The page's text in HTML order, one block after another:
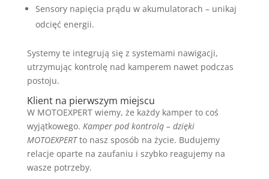
Sensory napięcia prądu w akumulatorach – unikaj
odcięć energii.
Systemy te integrują się z systemami nawigacji,
utrzymując kontrolę nad kamperem nawet podczas
postoju.
Klient na pierwszym miejscu
W MOTOEXPERT wiemy, że każdy kamper to coś
wyjątkowego. Kamper pod kontrolą – dzięki
MOTOEXPERTto nasz sposób na życie. Budujemy
relacje oparte na zaufaniu i szybko reagujemy na
wasze potrzeby.